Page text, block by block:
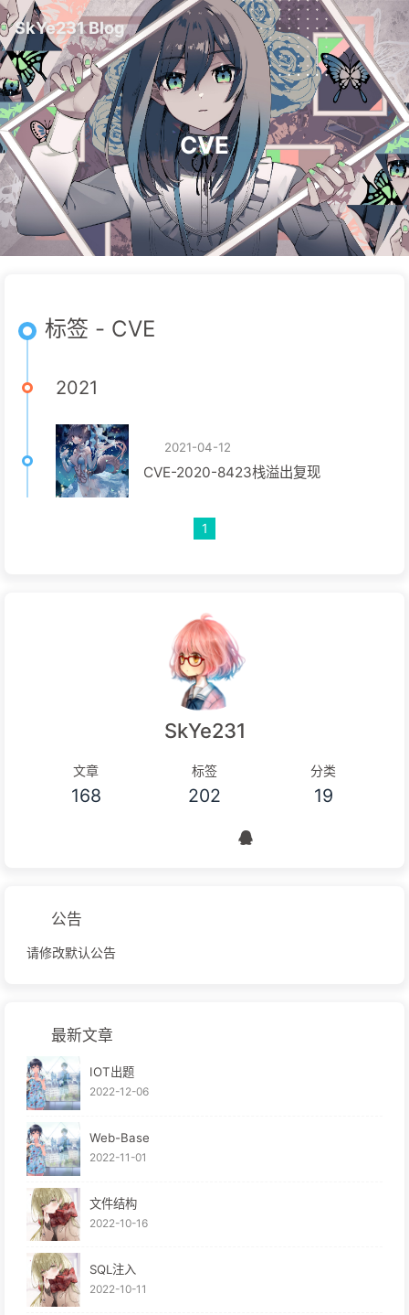
SkYe231 Blog
CVE
标签 - CVE
2021
2021-04-12
CVE-2020-8423栈溢出复现
1
SkYe231
文章
168
标签
202
分类
19
公告
请修改默认公告
最新文章
IOT出题
2022-12-06
Web-Base
2022-11-01
文件结构
2022-10-16
SQL注入
2022-10-11